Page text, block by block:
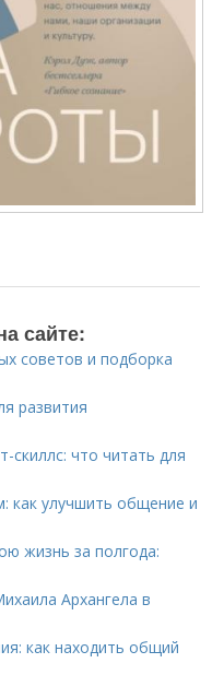
сайте:
советов и подборка
развития
скиллс: что читать для
как улучшить общение и
жизнь за полгода:
Архангела в
как находить общий